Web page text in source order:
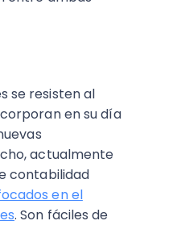
se resisten al
en su día
actualmente
contabilidad
en el
. Son fáciles de